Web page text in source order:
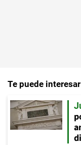
Te puede interesar